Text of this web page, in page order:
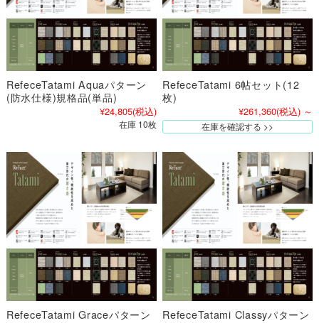
RefeceTatami Aquaパターン
(防水仕様)規格品(単品)
¥24,805(税込)
在庫 10枚
RefeceTatami 6帖セット(12
枚)
¥261,360(税込) ～
在庫を確認する
RefeceTatami Graceパターン
RefeceTatami Classyパターン